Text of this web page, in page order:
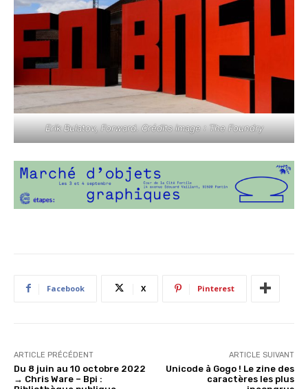
Erik Bulatov, Forward. Crédits image : The Foundry
Facebook X Pinterest
ARTICLE PRÉCÉDENT
Du 8 juin au 10 octobre 2022
→ Chris Ware – Bpi :
ARTICLE SUIVANT
Unicode à Gogo ! Le zine des
caractères les plus